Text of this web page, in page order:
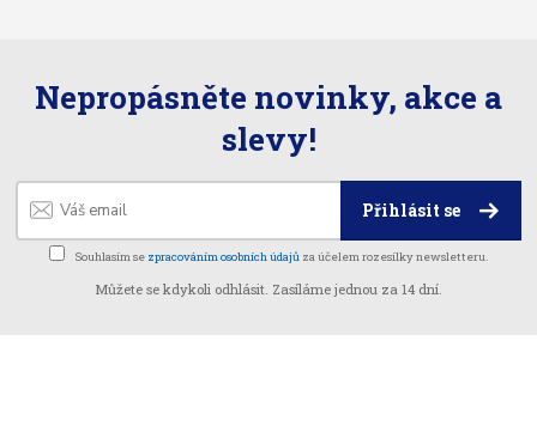
Nepropásněte novinky, akce a
slevy!
Přihlásit se
Souhlasím se zpracováním osobních údajů za účelem rozesílky newsletteru.
Můžete se kdykoli odhlásit. Zasíláme jednou za 14 dní.